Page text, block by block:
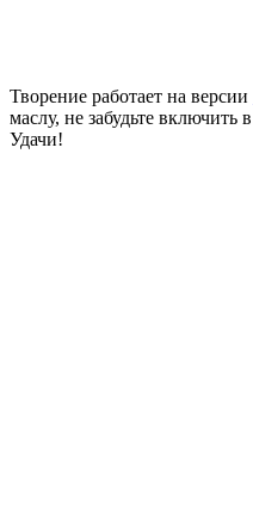
Творение работает на версии
маслу, не забудьте включить в
Удачи!